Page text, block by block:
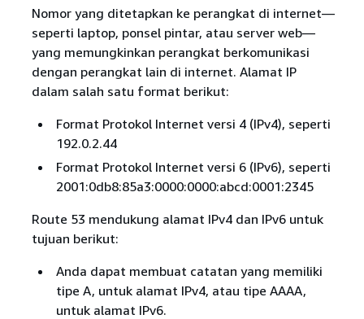
Nomor yang ditetapkan ke perangkat di internet—
seperti laptop, ponsel pintar, atau server web—
yang memungkinkan perangkat berkomunikasi
dengan perangkat lain di internet. Alamat IP
dalam salah satu format berikut:
Format Protokol Internet versi 4 (IPv4), seperti
192.0.2.44
Format Protokol Internet versi 6 (IPv6), seperti
2001:0db8:85a3:0000:0000:abcd:0001:2345
Route 53 mendukung alamat IPv4 dan IPv6 untuk
tujuan berikut:
Anda dapat membuat catatan yang memiliki
tipe A, untuk alamat IPv4, atau tipe AAAA,
untuk alamat IPv6.